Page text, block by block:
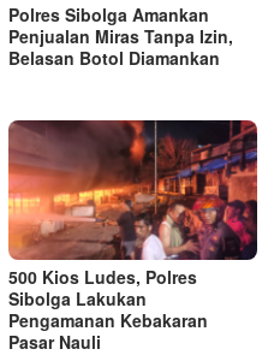
Polres Sibolga Amankan
Penjualan Miras Tanpa Izin,
Belasan Botol Diamankan
500 Kios Ludes, Polres
Sibolga Lakukan
Pengamanan Kebakaran
Pasar Nauli